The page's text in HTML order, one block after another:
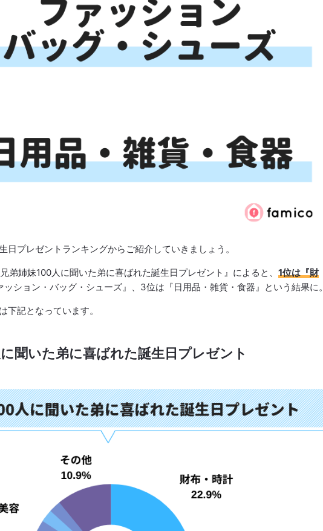
日プレゼントランキングからご紹介していきましょう。
弟姉妹100人に聞いた弟に喜ばれた誕生日プレゼント』によると、 1位は『財
ッション・バッグ・シューズ』、3位は『日用品・雑貨・食器』という結果に。
下記となっています。
聞いた弟に喜ばれた誕生日プレゼント